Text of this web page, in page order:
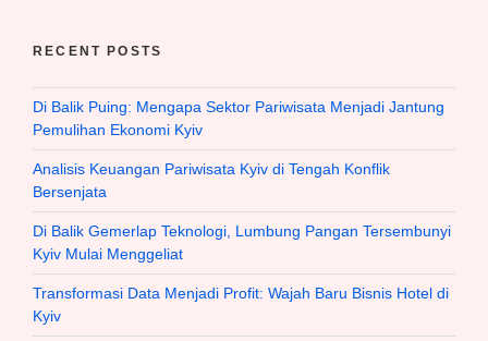
RECENT POSTS
Di Balik Puing: Mengapa Sektor Pariwisata Menjadi Jantung
Pemulihan Ekonomi Kyiv
Analisis Keuangan Pariwisata Kyiv di Tengah Konflik
Bersenjata
Di Balik Gemerlap Teknologi, Lumbung Pangan Tersembunyi
Kyiv Mulai Menggeliat
Transformasi Data Menjadi Profit: Wajah Baru Bisnis Hotel di
Kyiv